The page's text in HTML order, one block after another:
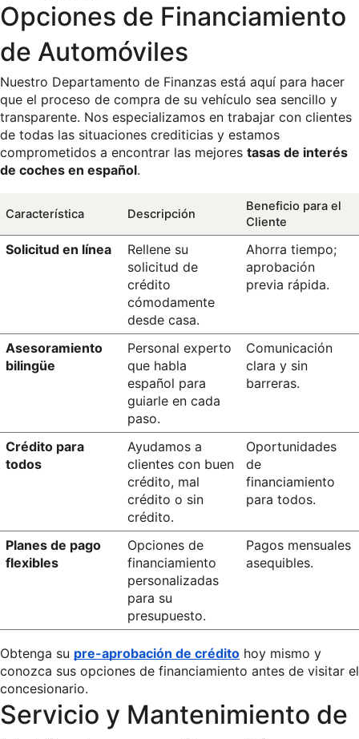
Opciones de Financiamiento
de Automóviles
Nuestro Departamento de Finanzas está aquí para hacer
que el proceso de compra de su vehículo sea sencillo y
transparente. Nos especializamos en trabajar con clientes
de todas las situaciones crediticias y estamos
comprometidos a encontrar las mejores tasas de interés
de coches en español.
Característica Descripción
Beneficio para el
Cliente
Solicitud en línea
Rellene su
solicitud de
crédito
cómodamente
desde casa.
Ahorra tiempo;
aprobación
previa rápida.
Asesoramiento
bilingüe
Personal experto
que habla
español para
guiarle en cada
paso.
Comunicación
clara y sin
barreras.
Crédito para
todos
Ayudamos a
clientes con buen
crédito, mal
crédito o sin
crédito.
Oportunidades
de
financiamiento
para todos.
Planes de pago
flexibles
Opciones de
financiamiento
personalizadas
para su
presupuesto.
Pagos mensuales
asequibles.
Obtenga su pre-aprobación de crédito hoy mismo y
conozca sus opciones de financiamiento antes de visitar el
concesionario.
Servicio y Mantenimiento de